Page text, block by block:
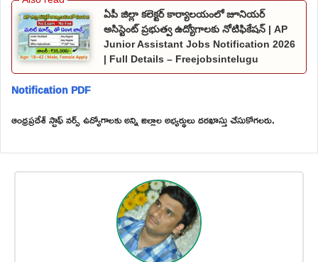
ఏపీ జిల్లా కలెక్టర్ కార్యాలయంలో జూనియర్
అసిస్టెంట్ ప్రభుత్వ ఉద్యోగాలకు నోటిఫికేషన్ | AP
Junior Assistant Jobs Notification 2026
| Full Details – Freejobsintelugu
Notification PDF
ఆంధ్రప్రదేశ్ స్టాఫ్ నర్స్ ఉద్యోగాలకు అన్ని జిల్లాల అభ్యర్థులు దరఖాస్తు చేసుకోగలరు.